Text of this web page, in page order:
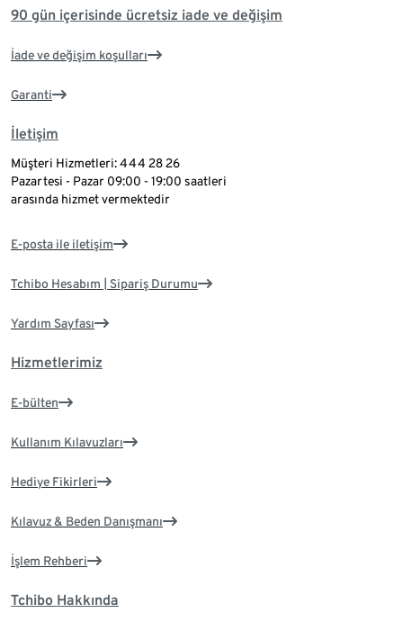
90 gün içerisinde ücretsiz iade ve değişim
İade ve değişim koşulları
Garanti
İletişim
Müşteri Hizmetleri: 444 28 26
Pazartesi - Pazar 09:00 - 19:00 saatleri
arasında hizmet vermektedir
E-posta ile iletişim
Tchibo Hesabım | Sipariş Durumu
Yardım Sayfası
Hizmetlerimiz
E-bülten
Kullanım Kılavuzları
Hediye Fikirleri
Kılavuz & Beden Danışmanı
İşlem Rehberi
Tchibo Hakkında